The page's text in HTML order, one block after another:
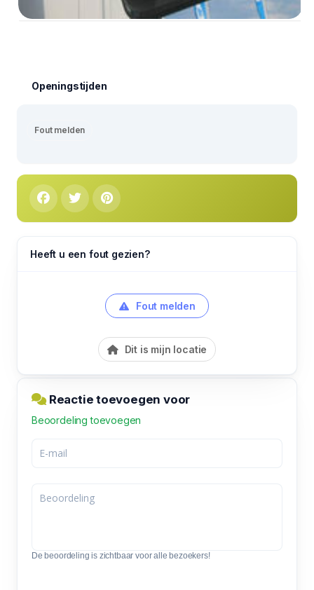
Openingstijden
Fout melden
Heeft u een fout gezien?
Fout melden
Dit is mijn locatie
Reactie toevoegen voor
Beoordeling toevoegen
De beoordeling is zichtbaar voor alle bezoekers!